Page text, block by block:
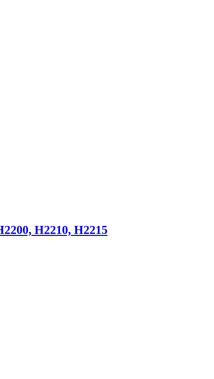
H2210, H2215